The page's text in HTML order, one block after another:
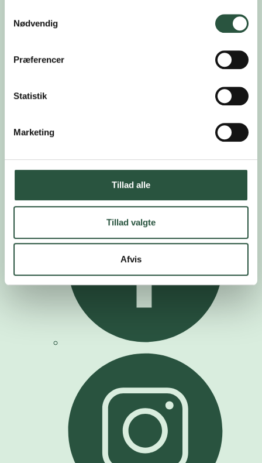
Nødvendig
Præferencer
Statistik
Marketing
Tillad alle
Tillad valgte
Afvis
Open Følg med